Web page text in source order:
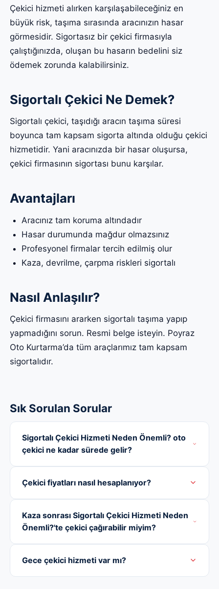
Çekici hizmeti alırken karşılaşabileceğiniz en
büyük risk, taşıma sırasında aracınızın hasar
görmesidir. Sigortasız bir çekici firmasıyla
çalıştığınızda, oluşan bu hasarın bedelini siz
ödemek zorunda kalabilirsiniz.
Sigortalı Çekici Ne Demek?
Sigortalı çekici, taşıdığı aracın taşıma süresi
boyunca tam kapsam sigorta altında olduğu çekici
hizmetidir. Yani aracınızda bir hasar oluşursa,
çekici firmasının sigortası bunu karşılar.
Avantajları
Aracınız tam koruma altındadır
Hasar durumunda mağdur olmazsınız
Profesyonel firmalar tercih edilmiş olur
Kaza, devrilme, çarpma riskleri sigortalı
Nasıl Anlaşılır?
Çekici firmasını ararken sigortalı taşıma yapıp
yapmadığını sorun. Resmi belge isteyin. Poyraz
Oto Kurtarma’da tüm araçlarımız tam kapsam
sigortalıdır.
Sık Sorulan Sorular
Sigortalı Çekici Hizmeti Neden Önemli? oto
çekici ne kadar sürede gelir?
Çekici fiyatları nasıl hesaplanıyor?
Kaza sonrası Sigortalı Çekici Hizmeti Neden
Önemli?'te çekici çağırabilir miyim?
Gece çekici hizmeti var mı?